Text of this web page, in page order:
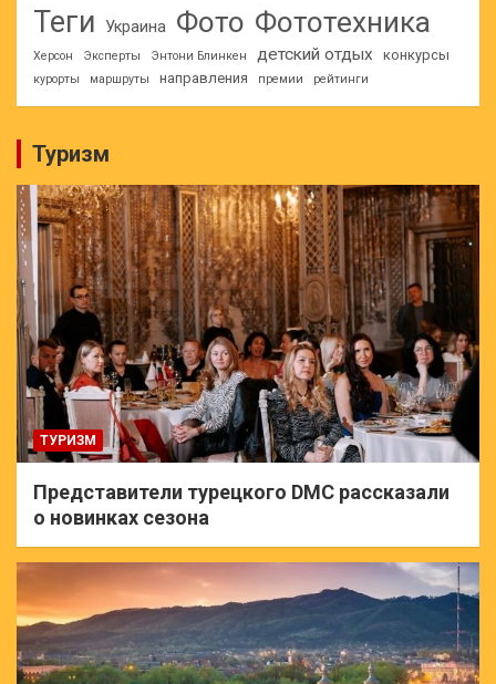
Теги Украина Фото Фототехника
Херсон Эксперты Энтони Блинкен детский отдых конкурсы
курорты маршруты направления премии рейтинги
Туризм
ТУРИЗМ
Представители турецкого DMC рассказали
о новинках сезона